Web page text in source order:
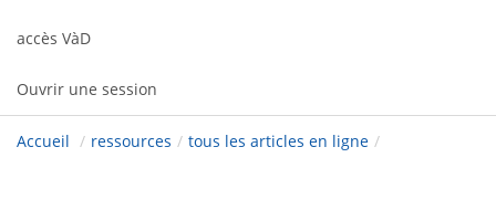
accès VàD
Ouvrir une session
Accueil / ressources / tous les articles en ligne /